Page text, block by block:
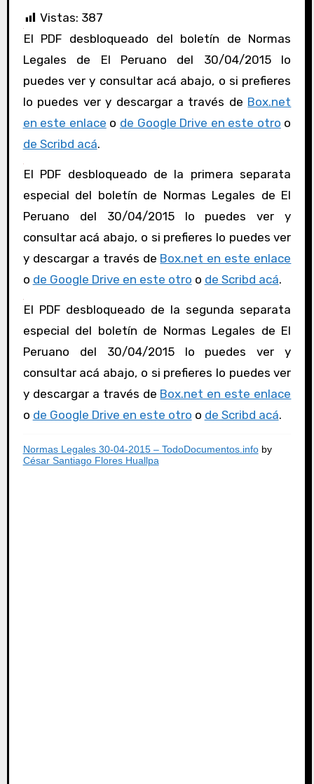
Vistas: 387
El PDF desbloqueado del boletín de Normas
Legales de El Peruano del 30/04/2015 lo
puedes ver y consultar acá abajo, o si prefieres
lo puedes ver y descargar a través de Box.net
en este enlace o de Google Drive en este otro o
de Scribd acá.
El PDF desbloqueado de la primera separata
especial del boletín de Normas Legales de El
Peruano del 30/04/2015 lo puedes ver y
consultar acá abajo, o si prefieres lo puedes ver
y descargar a través de Box.net en este enlace
o de Google Drive en este otro o de Scribd acá.
El PDF desbloqueado de la segunda separata
especial del boletín de Normas Legales de El
Peruano del 30/04/2015 lo puedes ver y
consultar acá abajo, o si prefieres lo puedes ver
y descargar a través de Box.net en este enlace
o de Google Drive en este otro o de Scribd acá.
Normas Legales 30-04-2015 – TodoDocumentos.infoby
César Santiago Flores Huallpa